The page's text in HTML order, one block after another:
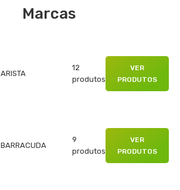
Marcas
ARISTA
12
produtos
VER
PRODUTOS
BARRACUDA
9
produtos
VER
PRODUTOS